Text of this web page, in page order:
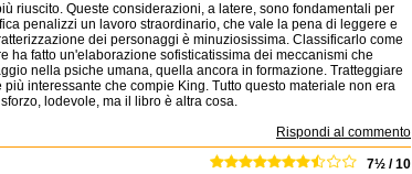
riuscito. Queste considerazioni, a latere, sono fondamentali per
penalizzi un lavoro straordinario, che vale la pena di leggere e
dei personaggi è minuziosissima. Classificarlo come
ha fatto un'elaborazione sofisticatissima dei meccanismi che
nella psiche umana, quella ancora in formazione. Tratteggiare
interessante che compie King. Tutto questo materiale non era
lodevole, ma il libro è altra cosa.
Rispondi al commento
7½ / 10